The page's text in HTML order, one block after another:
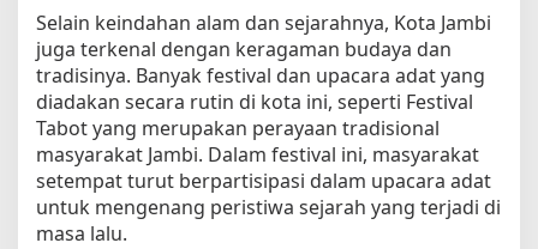
Selain keindahan alam dan sejarahnya, Kota Jambi
juga terkenal dengan keragaman budaya dan
tradisinya. Banyak festival dan upacara adat yang
diadakan secara rutin di kota ini, seperti Festival
Tabot yang merupakan perayaan tradisional
masyarakat Jambi. Dalam festival ini, masyarakat
setempat turut berpartisipasi dalam upacara adat
untuk mengenang peristiwa sejarah yang terjadi di
masa lalu.